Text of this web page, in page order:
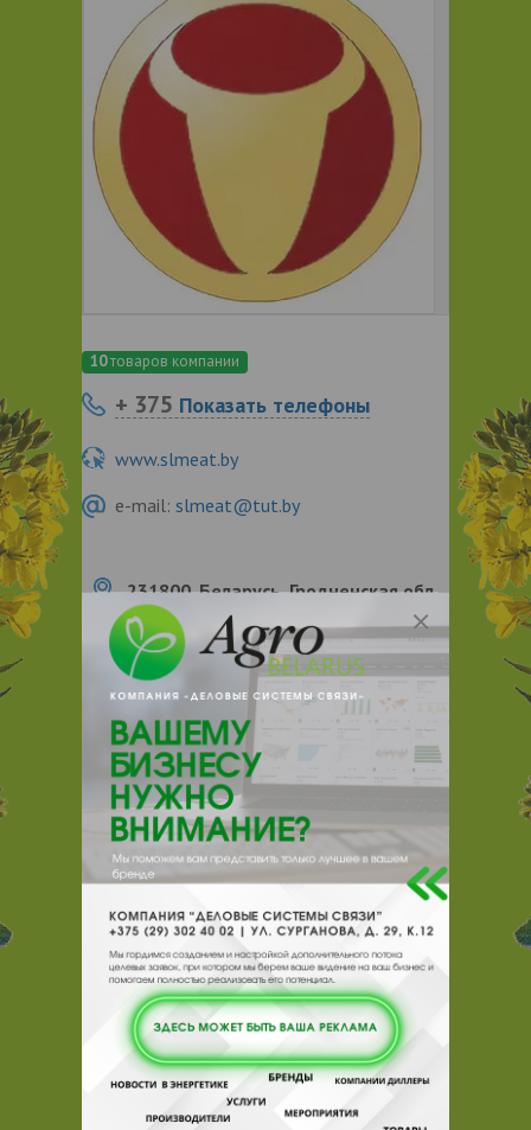
10товаров компании
+ 375 Показать телефоны
www.slmeat.by
e-mail: slmeat@tut.by
231800, Беларусь, Гродненская обл.,
Слоним, ул. Чкалова, д. 35
О нас Отзывы Еще
О компании
ОАО «Слонимский мясокомбинат» — один
из лидеров мясоперерабатывающей
отрасли Республики Беларусь,
мяса, колбас, мясных деликатесов,
полуфабрикатов, консервации, консервов
для кошек и собак. Основанный в 1923
году, комбинат прошел долгий и сложный
путь преобразования в стабильное и
современное предприятие.
Отзывы